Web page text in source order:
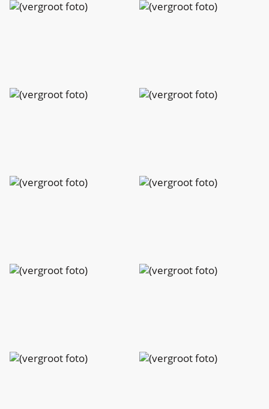
Charlotte
Peeters
Charlotte
Peeters
Charlotte
Peeters
Charlotte
Peeters